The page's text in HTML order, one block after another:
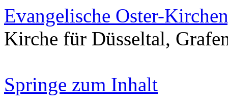
Evangelische Oster-
Kirche für Düsseltal,
Springe zum Inhalt